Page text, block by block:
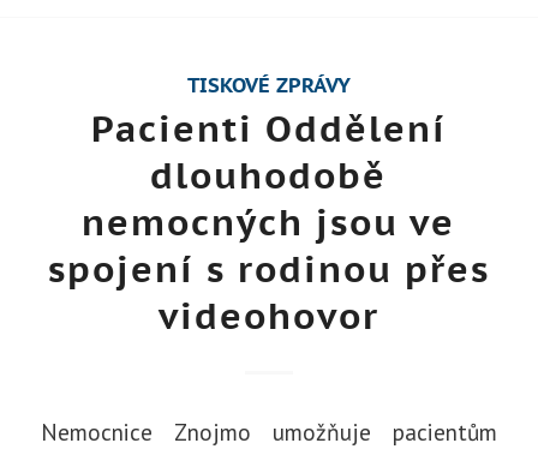
TISKOVÉ ZPRÁVY
Pacienti Oddělení
dlouhodobě
nemocných jsou ve
spojení s rodinou přes
videohovor
Nemocnice Znojmo umožňuje pacientům